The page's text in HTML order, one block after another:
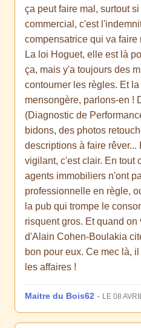
ça peut faire mal, surtout
commercial, c'est
compensatrice qui va faire
La loi Hoguet, elle est là
ça, mais y'a toujours des
contourner les règles. Et
mensongère, parlons-en !
(Diagnostic de
bidons, des photos
descriptions à faire rêver...
vigilant, c'est clair. En tout
agents immobiliers n'ont
professionnelle en règle,
la pub qui trompe le
risquent gros. Et quand on
d'Alain Cohen-Boulakia
bon pour eux. Ce mec là,
les affaires !
Maitre du Bois62 - LE 08